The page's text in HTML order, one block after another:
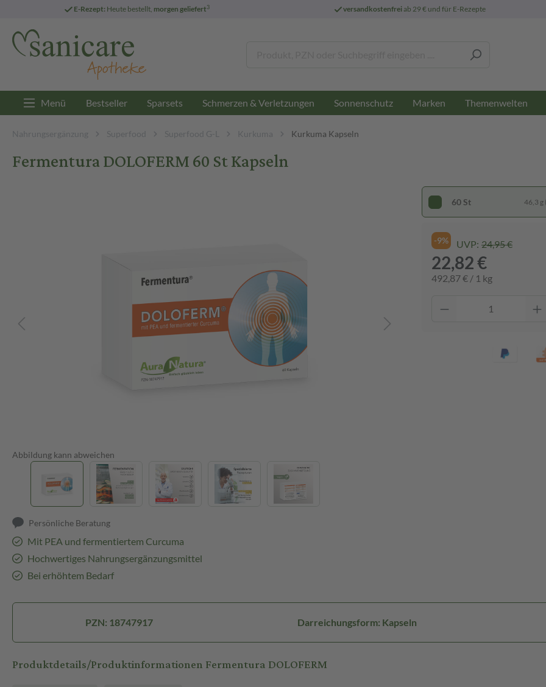
E-Rezept: Heute bestellt, morgen geliefert3 versandkostenfreiab 29 € und für E-Rezepte
Menü Bestseller Sparsets Schmerzen & Verletzungen Sonnenschutz Marken Themenwelten
Nahrungsergänzung Superfood Superfood G-L Kurkuma Kurkuma Kapseln
Fermentura DOLOFERM 60 St Kapseln
Abbildung kann abweichen
Persönliche Beratung
Mit PEA und fermentiertem Curcuma
Hochwertiges Nahrungsergänzungsmittel
Bei erhöhtem Bedarf
60 St 46,3 g
-9% UVP: 24,95 €
22,82 €
492,87 € / 1 kg
PZN: 18747917 Darreichungsform: Kapseln
Produktdetails/Produktinformationen Fermentura DOLOFERM